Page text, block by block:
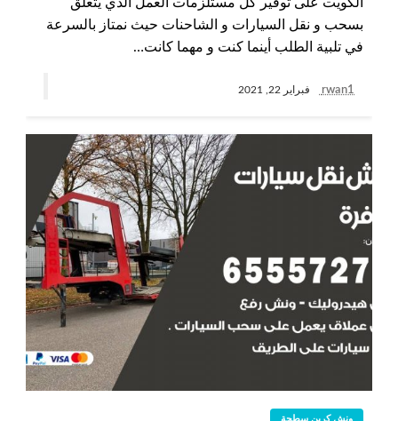
بسحب و نقل السيارات و الشاحنات حيث نمتاز بالسرعة
في تلبية الطلب أينما كنت و مهما كانت…
rwan1 فبراير 22, 2021
ونش كرين سطحة